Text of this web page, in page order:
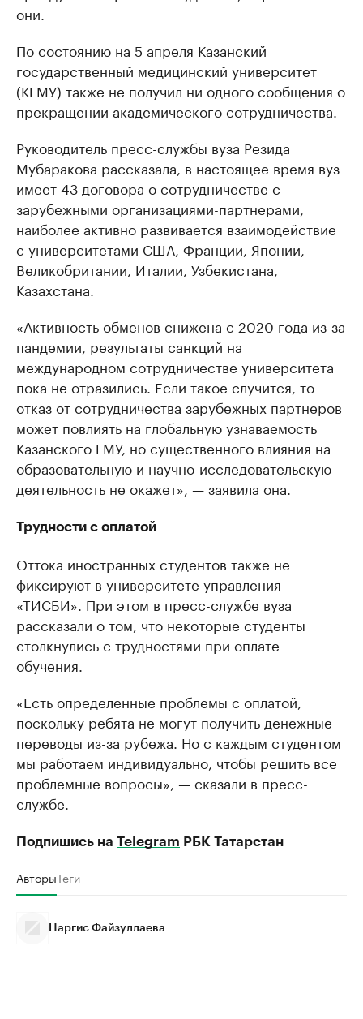
они.
По состоянию на 5 апреля Казанский
государственный медицинский университет
(КГМУ) также не получил ни одного сообщения о
прекращении академического сотрудничества.
Руководитель пресс-службы вуза Резида
Мубаракова рассказала, в настоящее время вуз
имеет 43 договора о сотрудничестве с
зарубежными организациями-партнерами,
наиболее активно развивается взаимодействие
с университетами США, Франции, Японии,
Великобритании, Италии, Узбекистана,
Казахстана.
«Активность обменов снижена с 2020 года из-за
пандемии, результаты санкций на
международном сотрудничестве университета
пока не отразились. Если такое случится, то
отказ от сотрудничества зарубежных партнеров
может повлиять на глобальную узнаваемость
Казанского ГМУ, но существенного влияния на
образовательную и научно-исследовательскую
деятельность не окажет», — заявила она.
Трудности с оплатой
Оттока иностранных студентов также не
фиксируют в университете управления
«ТИСБИ». При этом в пресс-службе вуза
рассказали о том, что некоторые студенты
столкнулись с трудностями при оплате
обучения.
«Есть определенные проблемы с оплатой,
поскольку ребята не могут получить денежные
переводы из-за рубежа. Но с каждым студентом
мы работаем индивидуально, чтобы решить все
проблемные вопросы», — сказали в пресс-
службе.
Подпишись на Telegram РБК Татарстан
АвторыТеги
Наргис Файзуллаева